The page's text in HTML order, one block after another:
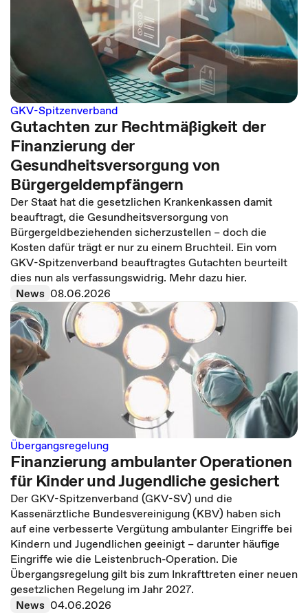
GKV-Spitzenverband
Gutachten zur Rechtmäßigkeit der
Finanzierung der
Gesundheitsversorgung von
Bürgergeldempfängern
Der Staat hat die gesetzlichen Krankenkassen damit
beauftragt, die Gesundheitsversorgung von
Bürgergeldbeziehenden sicherzustellen – doch die
Kosten dafür trägt er nur zu einem Bruchteil. Ein vom
GKV-Spitzenverband beauftragtes Gutachten beurteilt
dies nun als verfassungswidrig. Mehr dazu hier.
News 08.06.2026
Übergangsregelung
Finanzierung ambulanter Operationen
für Kinder und Jugendliche gesichert
Der GKV-Spitzenverband (GKV-SV) und die
Kassenärztliche Bundesvereinigung (KBV) haben sich
auf eine verbesserte Vergütung ambulanter Eingriffe bei
Kindern und Jugendlichen geeinigt – darunter häufige
Eingriffe wie die Leistenbruch-Operation. Die
Übergangsregelung gilt bis zum Inkrafttreten einer neuen
gesetzlichen Regelung im Jahr 2027.
News 04.06.2026